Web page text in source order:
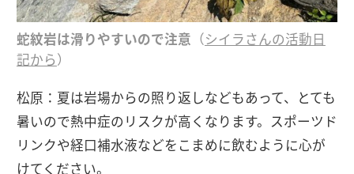
蛇紋岩は滑りやすいので注意 （シイラさんの活動日
記から）
松原：夏は岩場からの照り返しなどもあって、とても
暑いので熱中症のリスクが高くなります。スポーツド
リンクや経口補水液などをこまめに飲むように心が
けてください。